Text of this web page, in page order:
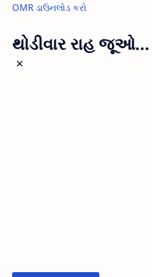
OMR ડાઉનલોડ કરો
થોડીવાર રાહ જૂઓ...